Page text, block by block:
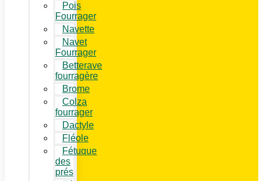
Pois
Fourrager
Navette
Navet
Fourrager
Betterave
fourragère
Brome
Colza
fourrager
Dactyle
Fléole
Fétuque
des
prés